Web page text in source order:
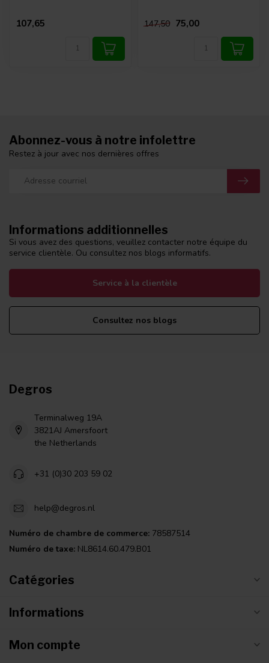
107,65 147,50 75,00
Informations additionnelles
Si vous avez des questions, veuillez contacter notre équipe du
service clientèle. Ou consultez nos blogs informatifs.
Service à la clientèle
Consultez nos blogs
Abonnez-vous à notre infolettre
Restez à jour avec nos dernières offres
Degros
Terminalweg 19A
3821AJ Amersfoort
the Netherlands
+31 (0)30 203 59 02
help@degros.nl
Numéro de chambre de commerce: 78587514
Numéro de taxe: NL8614.60.479.B01
Catégories
Informations
Mon compte